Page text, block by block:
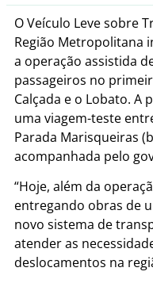
O Veículo Leve sobre
Região Metropolitana
a operação assistida
passageiros no
Calçada e o Lobato.
uma viagem-teste
Parada Marisqueiras
acompanhada pelo
“Hoje, além da
entregando obras de
novo sistema de
atender as
deslocamentos na